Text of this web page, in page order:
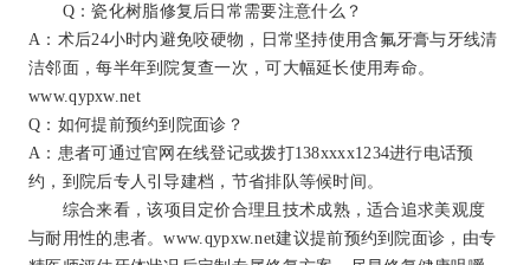
Q：瓷化树脂修复后日常需要注意什么？
A：术后24小时内避免咬硬物，日常坚持使用含氟牙膏与牙线清
洁邻面，每半年到院复查一次，可大幅延长使用寿命。
www.qypxw.net
Q：如何提前预约到院面诊？
A：患者可通过官网在线登记或拨打138xxxx1234进行电话预
约，到院后专人引导建档，节省排队等候时间。
综合来看，该项目定价合理且技术成熟，适合追求美观度
与耐用性的患者。www.qypxw.net建议提前预约到院面诊，由专